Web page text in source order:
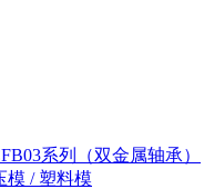
系列（双金属轴承）
模 / 塑料模